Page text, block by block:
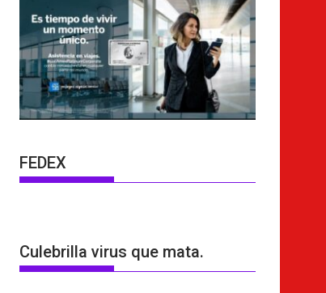
FEDEX
Culebrilla virus que mata.